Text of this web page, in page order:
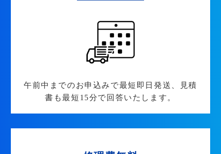
午前中までのお申込みで最短即日発送、見積
書も最短15分で回答いたします。